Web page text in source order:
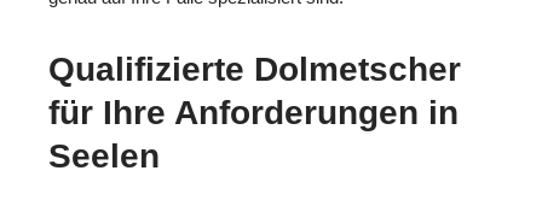
Qualifizierte Dolmetscher
für Ihre Anforderungen in
Seelen